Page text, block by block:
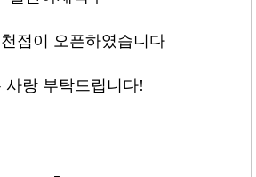
점이 오픈하였습니다
사랑 부탁드립니다!